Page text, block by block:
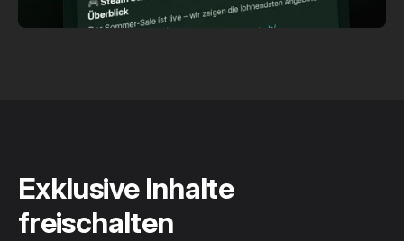
Exklusive Inhalte
freischalten